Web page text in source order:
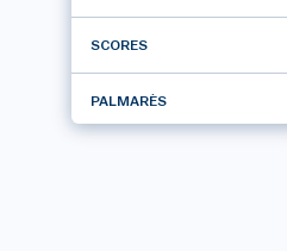
SCORES
PALMARÈS